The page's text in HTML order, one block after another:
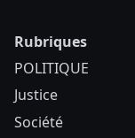
Rubriques
POLITIQUE
Justice
Société